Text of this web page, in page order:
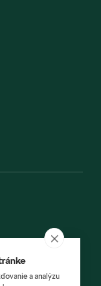
a analýzu